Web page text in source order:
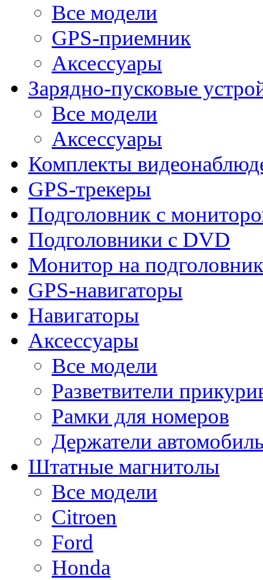
Все модели
GPS-приемник
Аксессуары
Зарядно-пусковые
Все модели
Аксессуары
Комплекты
GPS-трекеры
Подголовник с
Подголовники с DVD
Монитор на подголовник
GPS-навигаторы
Навигаторы
Аксессуары
Все модели
Разветвители
Рамки для номеров
Держатели
Штатные магнитолы
Все модели
Citroen
Ford
Honda